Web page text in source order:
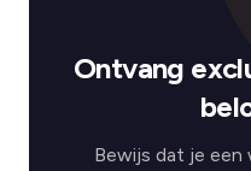
Ontvang
Bewijs dat je een